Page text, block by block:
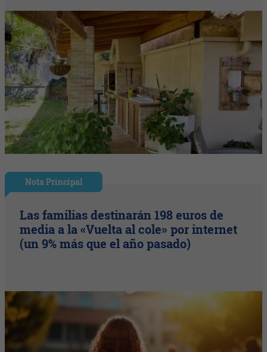
Nota Principal
Las familias destinarán 198 euros de
media a la «Vuelta al cole» por internet
(un 9% más que el año pasado)